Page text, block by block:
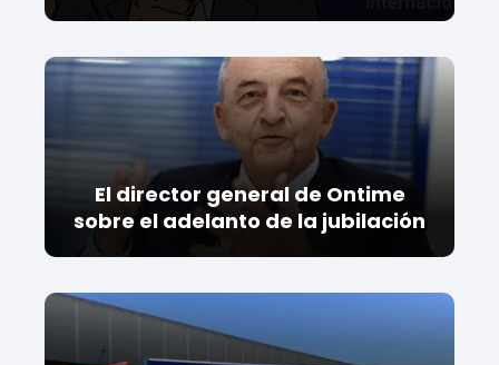
El director general de Ontime
sobre el adelanto de la jubilación